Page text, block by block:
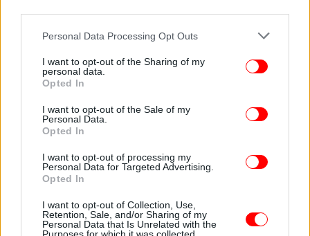
Please note that this website/app uses one or more Google
not limited to your visit or usage behaviour. You may click to
grant or deny consent to Google and its third-party tags to
use your data for below specified purposes in below Google
consent section.
Personal Data Processing Opt Outs
I want to opt-out of the Sharing of my
personal data.
Opted In
I want to opt-out of the Sale of my
Personal Data.
Opted In
I want to opt-out of processing my
Personal Data for Targeted Advertising.
Opted In
I want to opt-out of Collection, Use,
Retention, Sale, and/or Sharing of my
Personal Data that Is Unrelated with the